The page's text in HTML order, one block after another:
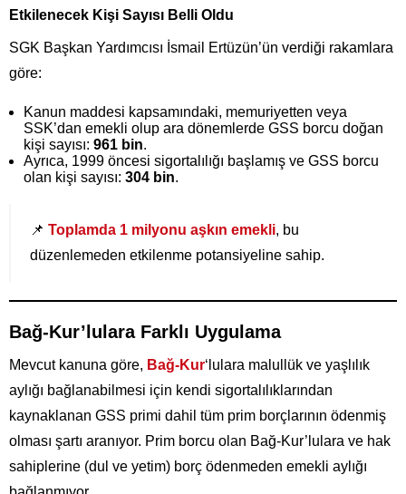
Etkilenecek Kişi Sayısı Belli Oldu
SGK Başkan Yardımcısı İsmail Ertüzün’ün verdiği rakamlara
göre:
Kanun maddesi kapsamındaki, memuriyetten veya
SSK’dan emekli olup ara dönemlerde GSS borcu doğan
kişi sayısı: 961 bin.
Ayrıca, 1999 öncesi sigortalılığı başlamış ve GSS borcu
olan kişi sayısı: 304 bin.
📌 Toplamda 1 milyonu aşkın emekli, bu
düzenlemeden etkilenme potansiyeline sahip.
Bağ-Kur’lulara Farklı Uygulama
Mevcut kanuna göre, Bağ-Kur‘lulara malullük ve yaşlılık
aylığı bağlanabilmesi için kendi sigortalılıklarından
kaynaklanan GSS primi dahil tüm prim borçlarının ödenmiş
olması şartı aranıyor. Prim borcu olan Bağ-Kur’lulara ve hak
sahiplerine (dul ve yetim) borç ödenmeden emekli aylığı